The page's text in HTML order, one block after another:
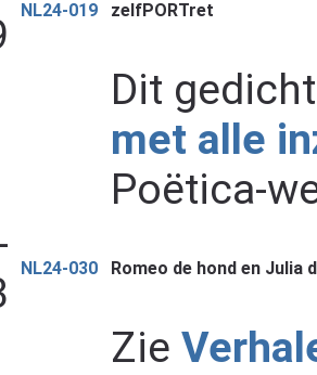
NL24-019 zelfPORTret
Dit
met alle
Poëtica-
NL24-030 Romeo de hond en Julia
Zie